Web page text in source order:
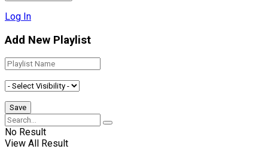
Log In
Add New Playlist
No Result
View All Result